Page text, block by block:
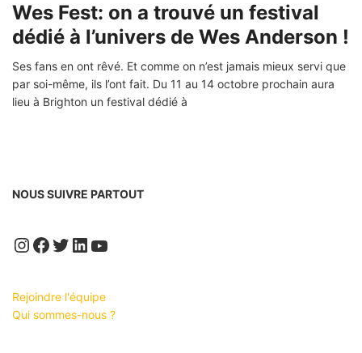
Wes Fest: on a trouvé un festival
dédié à l’univers de Wes Anderson !
Ses fans en ont rêvé. Et comme on n’est jamais mieux servi que
par soi-même, ils l’ont fait. Du 11 au 14 octobre prochain aura
lieu à Brighton un festival dédié à
NOUS SUIVRE PARTOUT
Instagram
Facebook
Twitter
LinkedIn
YouTube
Rejoindre l'équipe
Qui sommes-nous ?